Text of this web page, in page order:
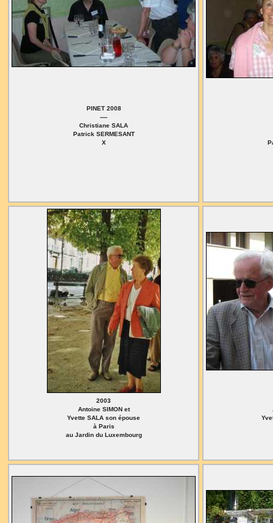
PINET 2008
----
Christiane SALA
Patrick SERMESANT
X
2003
Antoine SIMON et
Yvette SALA son épouse
à Paris
au Jardin du Luxembourg